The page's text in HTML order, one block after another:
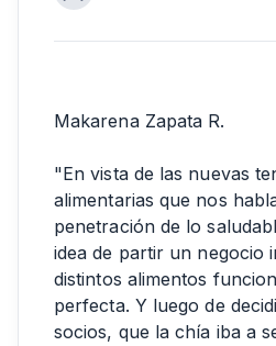
Makarena Zapata R.
"En vista de las nuevas
alimentarias que nos
penetración de lo
idea de partir un negocio
distintos alimentos
perfecta. Y luego de
socios, que la chía iba a